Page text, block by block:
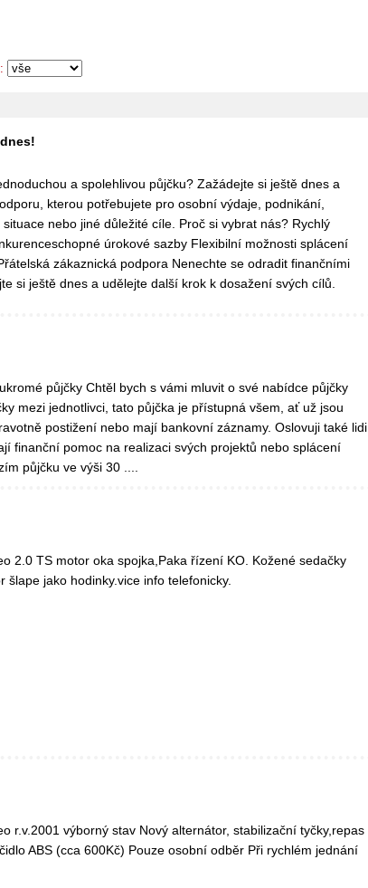
a spolehlivou půjčku? Zažádejte si ještě dnes a
kterou potřebujete pro osobní výdaje, podnikání,
nebo jiné důležité cíle. Proč si vybrat nás? Rychlý
úrokové sazby Flexibilní možnosti splácení
zákaznická podpora Nenechte se odradit finančními
si ještě dnes a udělejte další krok k dosažení svých cílů.
půjčky Chtěl bych s vámi mluvit o své nabídce půjčky
mezi jednotlivci, tato půjčka je přístupná všem, ať už jsou
postižení nebo mají bankovní záznamy. Oslovuji také lidi
finanční pomoc na realizaci svých projektů nebo splácení
půjčku ve výši 30 ....
2.0 TS motor oka spojka,Paka řízení KO. Kožené sedačky
šlape jako hodinky.vice info telefonicky.
r.v.2001 výborný stav Nový alternátor, stabilizační tyčky,repas
ABS (cca 600Kč) Pouze osobní odběr Při rychlém jednání